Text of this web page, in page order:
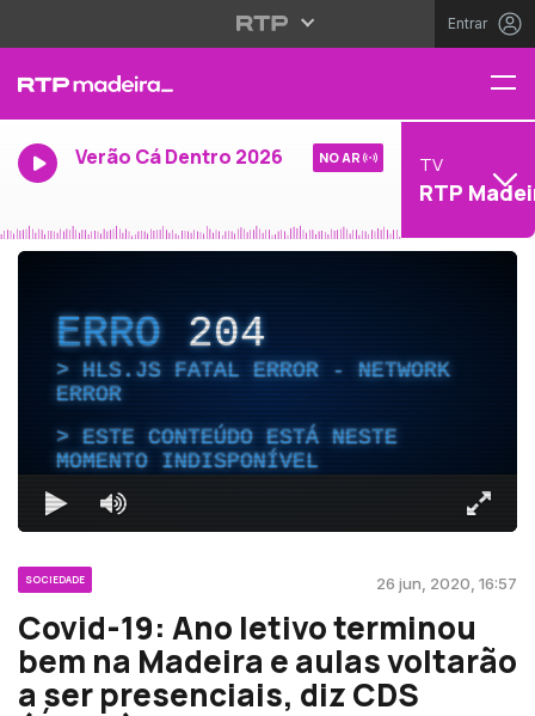
Entrar
Verão Cá Dentro 2026 NO AR TV
RTP
ERRO204
HLS.JS FATAL ERROR - NETWORK
ERROR
ESTE CONTEÚDO ESTÁ NESTE
MOMENTO INDISPONÍVEL
SOCIEDADE 26 jun, 2020, 16:57
Covid-19: Ano letivo terminou
bem na Madeira e aulas voltarão
a ser presenciais, diz CDS